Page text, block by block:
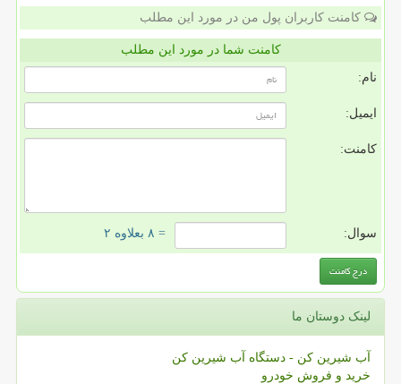
کامنت کاربران پول من در مورد این مطلب
کامنت شما در مورد این مطلب
نام:
ایمیل:
کامنت:
سوال: = ۸ بعلاوه ۲
لینک دوستان ما
آب شیرین کن - دستگاه آب شیرین کن
خرید و فروش خودرو